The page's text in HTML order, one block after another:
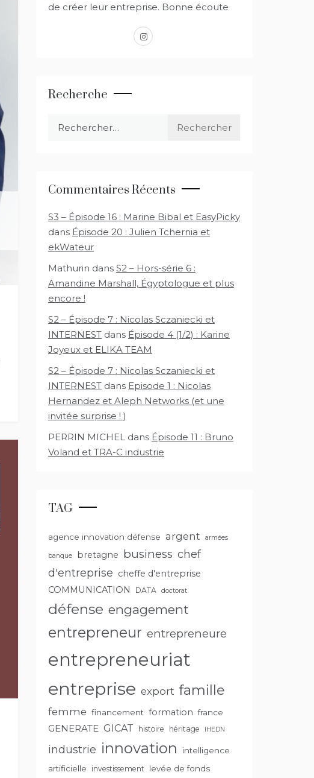
de créer leur entreprise. Bonne écoute
instagram
Recherche
Commentaires Récents
S3 – Épisode 16 : Marine Bibal et EasyPicky
dans Épisode 20 : Julien Tchernia et
ekWateur
Mathurin dans S2 – Hors-série 6 :
Amandine Marshall, Égyptologue et plus
encore !
S2 – Épisode 7 : Nicolas Sczaniecki et
INTERNEST dans Épisode 4 (1/2) : Karine
Joyeux et ELIKA TEAM
S2 – Épisode 7 : Nicolas Sczaniecki et
INTERNEST dans Episode 1 : Nicolas
Hernandez et Aleph Networks (et une
invitée surprise ! )
PERRIN MICHEL dans Épisode 11 : Bruno
Voland et TRA-C industrie
TAG
agence innovation défense argent armées
banque bretagne business chef
d'entreprise cheffe d'entreprise
COMMUNICATION
DATA doctorat
défense engagement
entrepreneur entrepreneure
entrepreneuriat
entreprise export famille
femme financement formation france
GENERATE GICAT histoire héritage IHEDN
industrie innovation
intelligence
artificielle
investissement levée de fonds